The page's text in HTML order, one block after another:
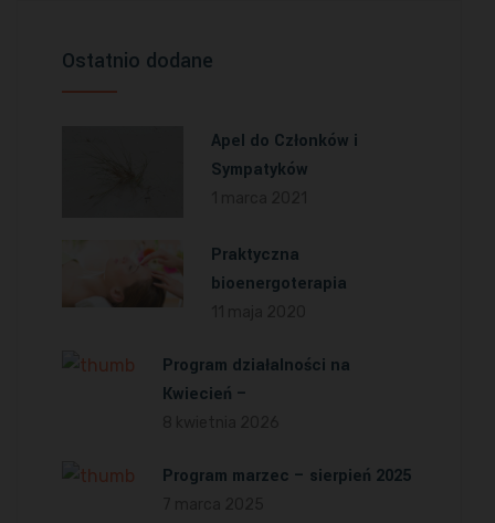
Ostatnio dodane
Apel do Członków i
Sympatyków
Praktyczna
bioenergoterapia
Program działalności na
Kwiecień –
Program marzec – sierpień 2025